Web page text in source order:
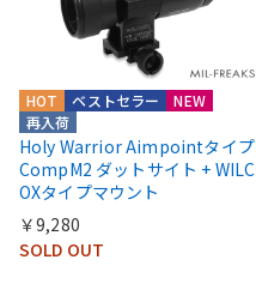
HOT
NEW
再入荷
ベストセラー
Holy Warrior Aimpointタイプ
CompM2 ダットサイト + WILC
OXタイプマウント
￥9,280
SOLD OUT